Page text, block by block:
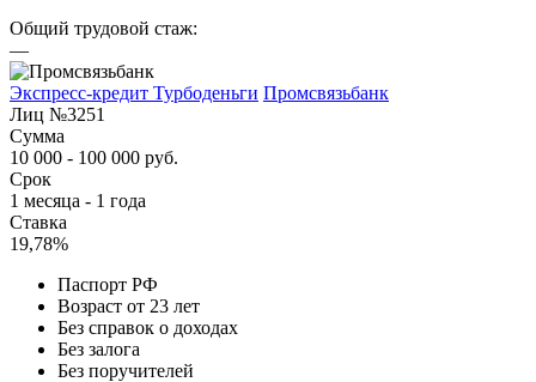
Общий трудовой стаж:
—
Экспресс-кредит Турбоденьги Промсвязьбанк
Лиц №3251
Сумма
10 000 - 100 000 руб.
Срок
1 месяца - 1 года
Ставка
19,78%
Паспорт РФ
Возраст от 23 лет
Без справок о доходах
Без залога
Без поручителей